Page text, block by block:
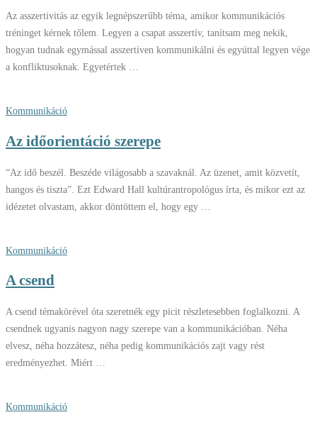
Az asszertivitás az egyik legnépszerűbb téma, amikor kommunikációs
tréninget kérnek tőlem. Legyen a csapat asszertív, tanítsam meg nekik,
hogyan tudnak egymással asszertíven kommunikálni és egyúttal legyen vége
a konfliktusoknak. Egyetértek …
Kommunikáció
Az időorientáció szerepe
“Az idő beszél. Beszéde világosabb a szavaknál. Az üzenet, amit közvetít,
hangos és tiszta”. Ezt Edward Hall kultúrantropológus írta, és mikor ezt az
idézetet olvastam, akkor döntöttem el, hogy egy …
Kommunikáció
A csend
A csend témakörével óta szeretnék egy picit részletesebben foglalkozni. A
csendnek ugyanis nagyon nagy szerepe van a kommunikációban. Néha
elvesz, néha hozzátesz, néha pedig kommunikációs zajt vagy rést
eredményezhet. Miért …
Kommunikáció